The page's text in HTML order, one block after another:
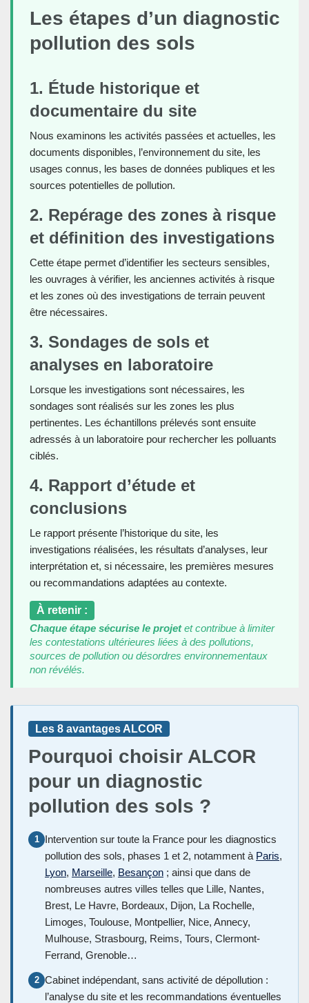
Les étapes d’un diagnostic
pollution des sols
1. Étude historique et
documentaire du site
Nous examinons les activités passées et actuelles, les
documents disponibles, l’environnement du site, les
usages connus, les bases de données publiques et les
sources potentielles de pollution.
2. Repérage des zones à risque
et définition des investigations
Cette étape permet d’identifier les secteurs sensibles,
les ouvrages à vérifier, les anciennes activités à risque
et les zones où des investigations de terrain peuvent
être nécessaires.
3. Sondages de sols et
analyses en laboratoire
Lorsque les investigations sont nécessaires, les
sondages sont réalisés sur les zones les plus
pertinentes. Les échantillons prélevés sont ensuite
adressés à un laboratoire pour rechercher les polluants
ciblés.
4. Rapport d’étude et
conclusions
Le rapport présente l’historique du site, les
investigations réalisées, les résultats d’analyses, leur
interprétation et, si nécessaire, les premières mesures
ou recommandations adaptées au contexte.
À retenir :
Chaque étape sécurise le projetet contribue à limiter
les contestations ultérieures liées à des pollutions,
sources de pollution ou désordres environnementaux
non révélés.
Les 8 avantages ALCOR
Pourquoi choisir ALCOR
pour un diagnostic
pollution des sols ?
1
Intervention sur toute la France pour les diagnostics
pollution des sols, phases 1 et 2, notamment à Paris,
Lyon, Marseille, Besançon ; ainsi que dans de
nombreuses autres villes telles que Lille, Nantes,
Brest, Le Havre, Bordeaux, Dijon, La Rochelle,
Limoges, Toulouse, Montpellier, Nice, Annecy,
Mulhouse, Strasbourg, Reims, Tours, Clermont-
Ferrand, Grenoble…
2 Cabinet indépendant, sans activité de dépollution :
l’analyse du site et les recommandations éventuelles